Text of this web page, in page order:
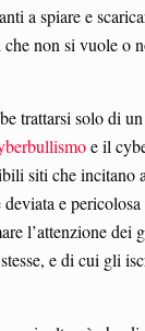
a spiare e
non si vuole o
trattarsi solo di
e il
siti che incitano
e
l’attenzione dei
e di cui gli